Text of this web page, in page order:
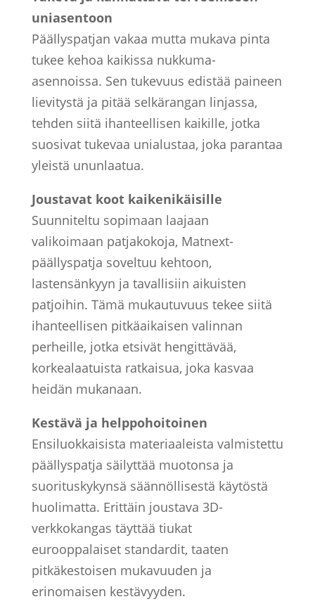
uniasentoon
Päällyspatjan vakaa mutta mukava pinta
tukee kehoa kaikissa nukkuma-
asennoissa. Sen tukevuus edistää paineen
lievitystä ja pitää selkärangan linjassa,
tehden siitä ihanteellisen kaikille, jotka
suosivat tukevaa unialustaa, joka parantaa
yleistä ununlaatua.
Joustavat koot kaikenikäisille
Suunniteltu sopimaan laajaan
valikoimaan patjakokoja, Matnext-
päällyspatja soveltuu kehtoon,
lastensänkyyn ja tavallisiin aikuisten
patjoihin. Tämä mukautuvuus tekee siitä
ihanteellisen pitkäaikaisen valinnan
perheille, jotka etsivät hengittävää,
korkealaatuista ratkaisua, joka kasvaa
heidän mukanaan.
Kestävä ja helppohoitoinen
Ensiluokkaisista materiaaleista valmistettu
päällyspatja säilyttää muotonsa ja
suorituskykynsä säännöllisestä käytöstä
huolimatta. Erittäin joustava 3D-
verkkokangas täyttää tiukat
eurooppalaiset standardit, taaten
pitkäkestoisen mukavuuden ja
erinomaisen kestävyyden.